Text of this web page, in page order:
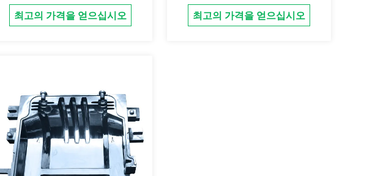
최고의 가격을 얻으십시오 최고의 가격을 얻으십시오